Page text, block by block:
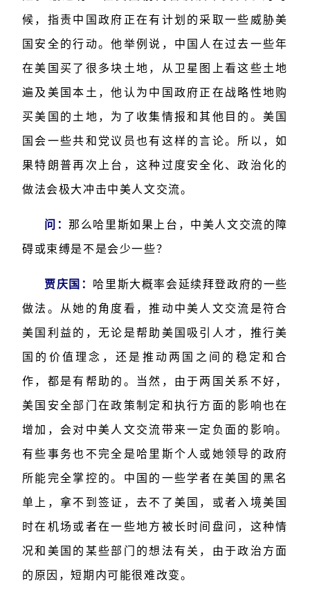
候，指责中国政府正在有计划的采取一些威胁美
国安全的行动。他举例说，中国人在过去一些年
在美国买了很多块土地，从卫星图上看这些土地
遍及美国本土，他认为中国政府正在战略性地购
买美国的土地，为了收集情报和其他目的。美国
国会一些共和党议员也有这样的言论。所以，如
果特朗普再次上台，这种过度安全化、政治化的
做法会极大冲击中美人文交流。
问： 那么哈里斯如果上台，中美人文交流的障
碍或束缚是不是会少一些？
贾庆国： 哈里斯大概率会延续拜登政府的一些
做法。从她的角度看，推动中美人文交流是符合
美国利益的，无论是帮助美国吸引人才，推行美
国的价值理念，还是推动两国之间的稳定和合
作，都是有帮助的。当然，由于两国关系不好，
美国安全部门在政策制定和执行方面的影响也在
增加，会对中美人文交流带来一定负面的影响。
有些事务也不完全是哈里斯个人或她领导的政府
所能完全掌控的。中国的一些学者在美国的黑名
单上，拿不到签证，去不了美国，或者入境美国
时在机场或者在一些地方被长时间盘问，这种情
况和美国的某些部门的想法有关，由于政治方面
的原因，短期内可能很难改变。